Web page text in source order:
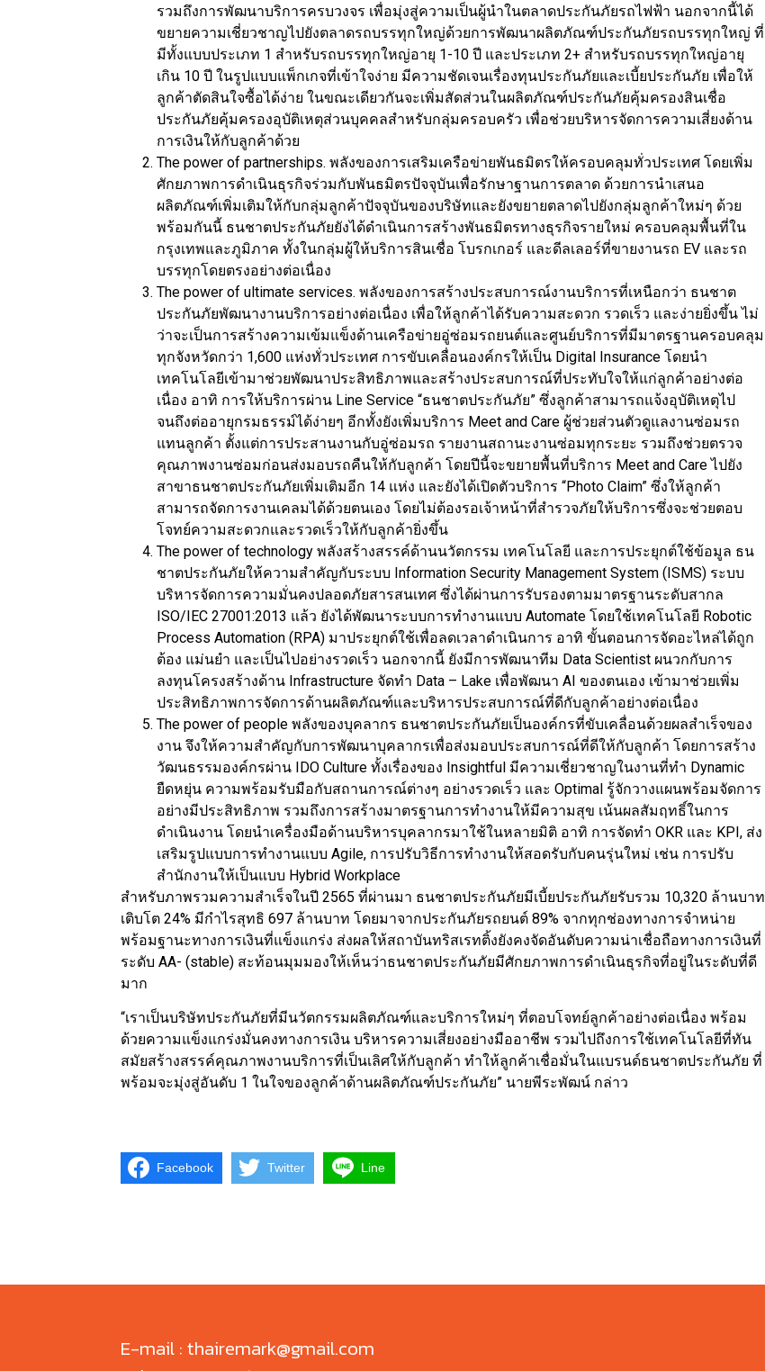
รวมถึงการพัฒนาบริการครบวงจร เพื่อมุ่งสู่ความเป็นผู้นำในตลาดประกันภัยรถไฟฟ้า นอกจากนี้ได้
ขยายความเชี่ยวชาญไปยังตลาดรถบรรทุกใหญ่ด้วยการพัฒนาผลิตภัณฑ์ประกันภัยรถบรรทุกใหญ่ ที่
มีทั้งแบบประเภท 1 สำหรับรถบรรทุกใหญ่อายุ 1-10 ปี และประเภท 2+ สำหรับรถบรรทุกใหญ่อายุ
เกิน 10 ปี ในรูปแบบแพ็กเกจที่เข้าใจง่าย มีความชัดเจนเรื่องทุนประกันภัยและเบี้ยประกันภัย เพื่อให้
ลูกค้าตัดสินใจซื้อได้ง่าย ในขณะเดียวกันจะเพิ่มสัดส่วนในผลิตภัณฑ์ประกันภัยคุ้มครองสินเชื่อ
ประกันภัยคุ้มครองอุบัติเหตุส่วนบุคคลสำหรับกลุ่มครอบครัว เพื่อช่วยบริหารจัดการความเสี่ยงด้าน
การเงินให้กับลูกค้าด้วย
The power of partnerships. พลังของการเสริมเครือข่ายพันธมิตรให้ครอบคลุมทั่วประเทศ โดยเพิ่ม
ศักยภาพการดำเนินธุรกิจร่วมกับพันธมิตรปัจจุบันเพื่อรักษาฐานการตลาด ด้วยการนำเสนอ
ผลิตภัณฑ์เพิ่มเติมให้กับกลุ่มลูกค้าปัจจุบันของบริษัทและยังขยายตลาดไปยังกลุ่มลูกค้าใหม่ๆ ด้วย
พร้อมกันนี้ ธนชาตประกันภัยยังได้ดำเนินการสร้างพันธมิตรทางธุรกิจรายใหม่ ครอบคลุมพื้นที่ใน
กรุงเทพและภูมิภาค ทั้งในกลุ่มผู้ให้บริการสินเชื่อ โบรกเกอร์ และดีลเลอร์ที่ขายงานรถ EV และรถ
บรรทุกโดยตรงอย่างต่อเนื่อง
The power of ultimate services. พลังของการสร้างประสบการณ์งานบริการที่เหนือกว่า ธนชาต
ประกันภัยพัฒนางานบริการอย่างต่อเนื่อง เพื่อให้ลูกค้าได้รับความสะดวก รวดเร็ว และง่ายยิ่งขึ้น ไม่
ว่าจะเป็นการสร้างความเข้มแข็งด้านเครือข่ายอู่ซ่อมรถยนต์และศูนย์บริการที่มีมาตรฐานครอบคลุม
ทุกจังหวัดกว่า 1,600 แห่งทั่วประเทศ การขับเคลื่อนองค์กรให้เป็น Digital Insurance โดยนำ
เทคโนโลยีเข้ามาช่วยพัฒนาประสิทธิภาพและสร้างประสบการณ์ที่ประทับใจให้แก่ลูกค้าอย่างต่อ
เนื่อง อาทิ การให้บริการผ่าน Line Service “ธนชาตประกันภัย” ซึ่งลูกค้าสามารถแจ้งอุบัติเหตุไป
จนถึงต่ออายุกรมธรรม์ได้ง่ายๆ อีกทั้งยังเพิ่มบริการ Meet and Care ผู้ช่วยส่วนตัวดูแลงานซ่อมรถ
แทนลูกค้า ตั้งแต่การประสานงานกับอู่ซ่อมรถ รายงานสถานะงานซ่อมทุกระยะ รวมถึงช่วยตรวจ
คุณภาพงานซ่อมก่อนส่งมอบรถคืนให้กับลูกค้า โดยปีนี้จะขยายพื้นที่บริการ Meet and Care ไปยัง
สาขาธนชาตประกันภัยเพิ่มเติมอีก 14 แห่ง และยังได้เปิดตัวบริการ “Photo Claim” ซึ่งให้ลูกค้า
สามารถจัดการงานเคลมได้ด้วยตนเอง โดยไม่ต้องรอเจ้าหน้าที่สำรวจภัยให้บริการซึ่งจะช่วยตอบ
โจทย์ความสะดวกและรวดเร็วให้กับลูกค้ายิ่งขึ้น
The power of technology พลังสร้างสรรค์ด้านนวัตกรรม เทคโนโลยี และการประยุกต์ใช้ข้อมูล ธน
ชาตประกันภัยให้ความสำคัญกับระบบ Information Security Management System (ISMS) ระบบ
บริหารจัดการความมั่นคงปลอดภัยสารสนเทศ ซึ่งได้ผ่านการรับรองตามมาตรฐานระดับสากล
ISO/IEC 27001:2013 แล้ว ยังได้พัฒนาระบบการทำงานแบบ Automate โดยใช้เทคโนโลยี Robotic
Process Automation (RPA) มาประยุกต์ใช้เพื่อลดเวลาดำเนินการ อาทิ ขั้นตอนการจัดอะไหล่ได้ถูก
ต้อง แม่นยำ และเป็นไปอย่างรวดเร็ว นอกจากนี้ ยังมีการพัฒนาทีม Data Scientist ผนวกกับการ
ลงทุนโครงสร้างด้าน Infrastructure จัดทำ Data – Lake เพื่อพัฒนา AI ของตนเอง เข้ามาช่วยเพิ่ม
ประสิทธิภาพการจัดการด้านผลิตภัณฑ์และบริหารประสบการณ์ที่ดีกับลูกค้าอย่างต่อเนื่อง
The power of people พลังของบุคลากร ธนชาตประกันภัยเป็นองค์กรที่ขับเคลื่อนด้วยผลสำเร็จของ
งาน จึงให้ความสำคัญกับการพัฒนาบุคลากรเพื่อส่งมอบประสบการณ์ที่ดีให้กับลูกค้า โดยการสร้าง
วัฒนธรรมองค์กรผ่าน IDO Culture ทั้งเรื่องของ Insightful มีความเชี่ยวชาญในงานที่ทำ Dynamic
ยืดหยุ่น ความพร้อมรับมือกับสถานการณ์ต่างๆ อย่างรวดเร็ว และ Optimal รู้จักวางแผนพร้อมจัดการ
อย่างมีประสิทธิภาพ รวมถึงการสร้างมาตรฐานการทำงานให้มีความสุข เน้นผลสัมฤทธิ์ในการ
ดำเนินงาน โดยนำเครื่องมือด้านบริหารบุคลากรมาใช้ในหลายมิติ อาทิ การจัดทำ OKR และ KPI, ส่ง
เสริมรูปแบบการทำงานแบบ Agile, การปรับวิธีการทำงานให้สอดรับกับคนรุ่นใหม่ เช่น การปรับ
สำนักงานให้เป็นแบบ Hybrid Workplace
สำหรับภาพรวมความสำเร็จในปี 2565 ที่ผ่านมา ธนชาตประกันภัยมีเบี้ยประกันภัยรับรวม 10,320 ล้านบาท
เติบโต 24% มีกำไรสุทธิ 697 ล้านบาท โดยมาจากประกันภัยรถยนต์ 89% จากทุกช่องทางการจำหน่าย
พร้อมฐานะทางการเงินที่แข็งแกร่ง ส่งผลให้สถาบันทริสเรทติ้งยังคงจัดอันดับความน่าเชื่อถือทางการเงินที่
ระดับ AA- (stable) สะท้อนมุมมองให้เห็นว่าธนชาตประกันภัยมีศักยภาพการดำเนินธุรกิจที่อยู่ในระดับที่ดี
มาก
“เราเป็นบริษัทประกันภัยที่มีนวัตกรรมผลิตภัณฑ์และบริการใหม่ๆ ที่ตอบโจทย์ลูกค้าอย่างต่อเนื่อง พร้อม
ด้วยความแข็งแกร่งมั่นคงทางการเงิน บริหารความเสี่ยงอย่างมืออาชีพ รวมไปถึงการใช้เทคโนโลยีที่ทัน
สมัยสร้างสรรค์คุณภาพงานบริการที่เป็นเลิศให้กับลูกค้า ทำให้ลูกค้าเชื่อมั่นในแบรนด์ธนชาตประกันภัย ที่
พร้อมจะมุ่งสู่อันดับ 1 ในใจของลูกค้าด้านผลิตภัณฑ์ประกันภัย” นายพีระพัฒน์ กล่าว
Facebook Twitter Line
E-mail : thairemark@gmail.com